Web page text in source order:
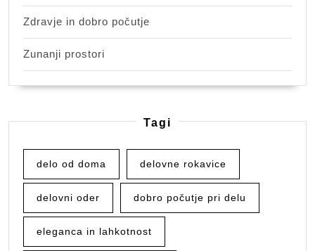
Zdravje in dobro počutje
Zunanji prostori
Tagi
delo od doma delovne rokavice
delovni oder dobro počutje pri delu
eleganca in lahkotnost